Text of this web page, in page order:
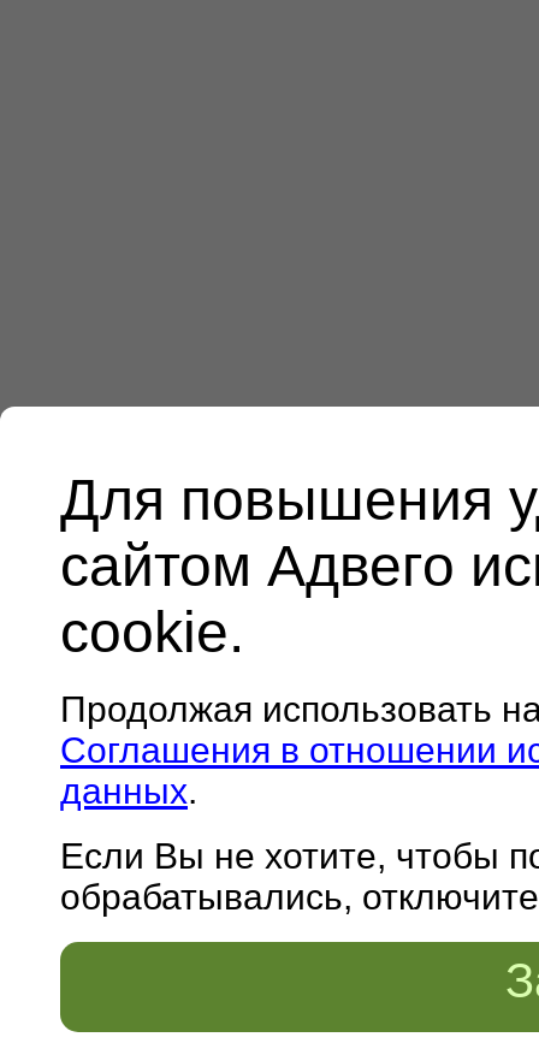
Для повышения
сайтом Адвего
cookie.
Продолжая использовать
Соглашения в отношении
данных.
Если Вы не хотите, чтобы
обрабатывались,